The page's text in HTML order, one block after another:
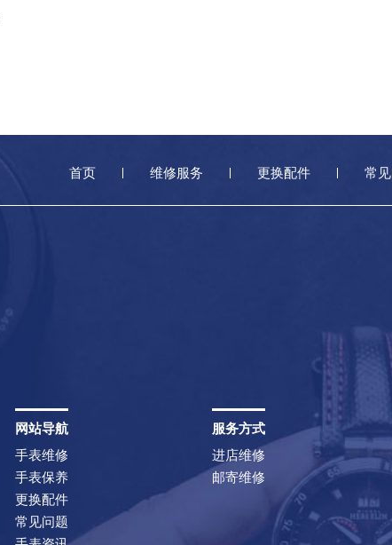
首页 维修服务 更换配件 常
网站导航
手表维修
手表保养
更换配件
常见问题
服务方式
进店维修
邮寄维修